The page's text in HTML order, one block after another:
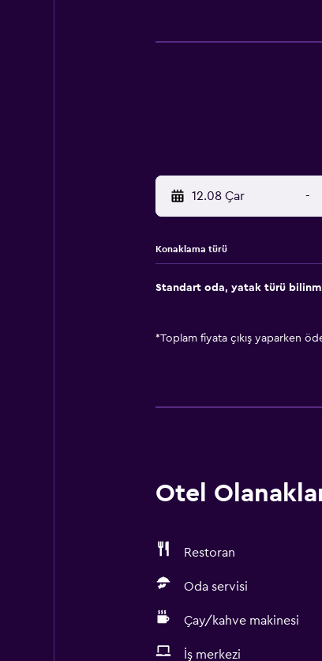
12.08 Çar -
Konaklama türü
Standart oda, yatak türü
*Toplam fiyata çıkış yaparken
Otel
Restoran
Oda servisi
Çay/kahve makinesi
İş merkezi